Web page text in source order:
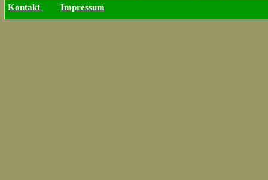
Kontakt
Impressum